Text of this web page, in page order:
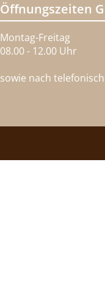
Öffnungszeiten
Montag-Freitag
08.00 - 12.00 Uhr
sowie nach